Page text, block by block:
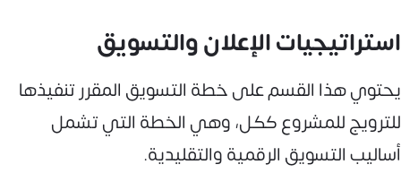
استراتيجيات الإعلان والتسويق
يحتوي هذا القسم على خطة التسويق المقرر تنفيذها
للترويج للمشروع ككل، وهي الخطة التي تشمل
أساليب التسويق الرقمية والتقليدية.